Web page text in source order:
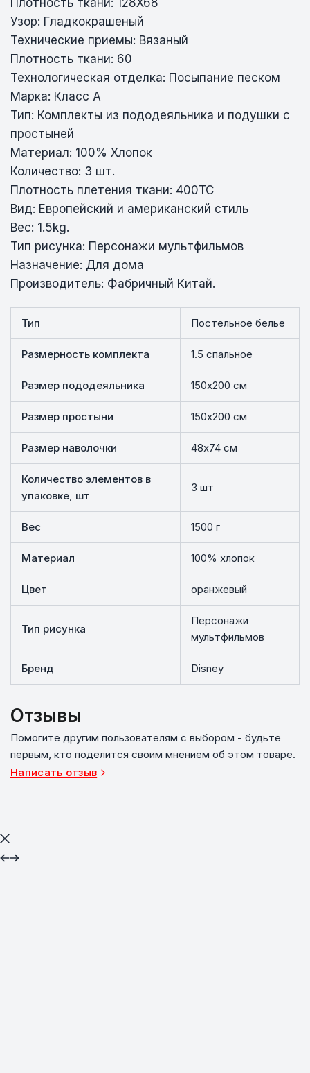
Узор: Гладкокрашеный
Технические приемы: Вязаный
Плотность ткани: 60
Технологическая отделка: Посыпание песком
Марка: Класс А
Тип: Комплекты из пододеяльника и подушки с
простыней
Материал: 100% Хлопок
Количество: 3 шт.
Плотность плетения ткани: 400TC
Вид: Европейский и американский стиль
Вес: 1.5kg.
Тип рисунка: Персонажи мультфильмов
Назначение: Для дома
Производитель: Фабричный Китай.
Тип Постельное белье
Размерность комплекта 1.5 спальное
Размер пододеяльника 150х200 см
Размер простыни 150х200 см
Размер наволочки 48х74 см
Количество элементов в
упаковке, шт
3 шт
Вес 1500 г
Материал 100% хлопок
Цвет оранжевый
Тип рисунка
Персонажи
мультфильмов
Бренд Disney
Отзывы
Помогите другим пользователям с выбором - будьте
первым, кто поделится своим мнением об этом товаре.
Написать отзыв